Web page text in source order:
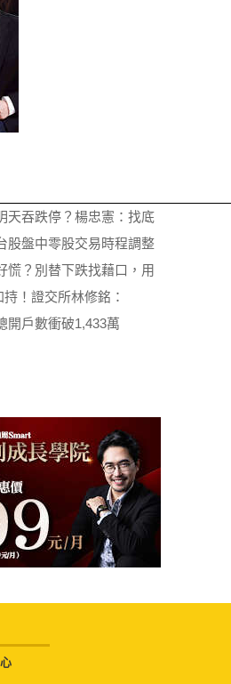
天吞跌停？楊忠憲：找底
股盤中零股交易時程調整
慌？別替下跌找藉口，用
！證交所林修銘：
開戶數衝破1,433萬